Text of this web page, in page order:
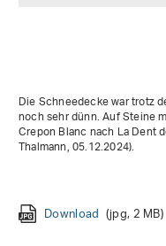
Die Schneedecke war trotz
noch sehr dünn. Auf Steine
Crepon Blanc nach La Dent
Thalmann, 05.12.2024).
Download (jpg, 2 MB)
Download (jpg, 4 MB)